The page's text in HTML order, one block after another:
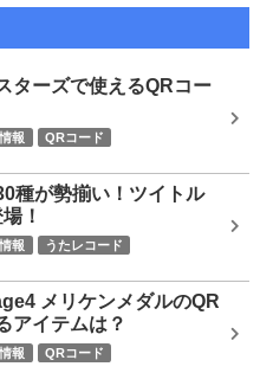
ターズで使えるQRコー
報 QRコード
種が勢揃い！ツイトル
！
報 うたレコード
メリケンメダルのQR
アイテムは？
報 QRコード